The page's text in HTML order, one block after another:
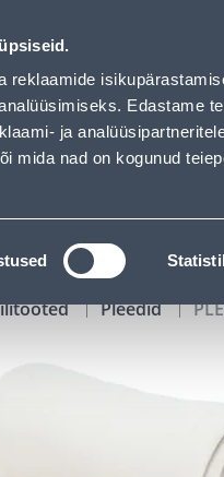
reklaamide
Edastame
ja
mida nad on kogunud
Teenused
KATALOOGID
Pleedid